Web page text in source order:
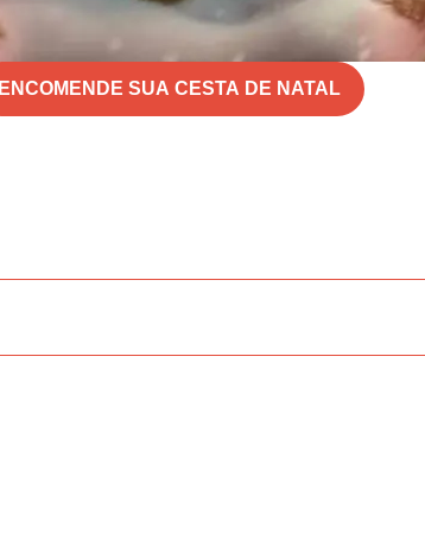
ENCOMENDE SUA CESTA DE NATAL